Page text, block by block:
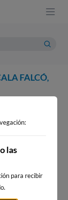
FALCÓ,
las
para recibir